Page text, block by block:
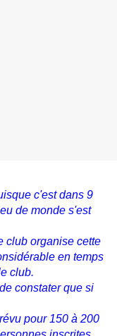
c'est dans 9
de monde s'est
club organise cette
en temps
club.
constater que si
pour 150 à 200